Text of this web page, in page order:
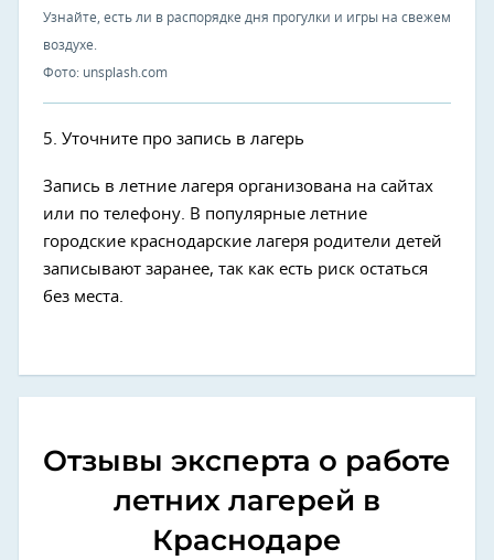
Узнайте, есть ли в распорядке дня прогулки и игры на свежем
воздухе.
Фото: unsplash.com
5. Уточните про запись в лагерь
Запись в летние лагеря организована на сайтах
или по телефону. В популярные летние
городские краснодарские лагеря родители детей
записывают заранее, так как есть риск остаться
без места.
Отзывы эксперта о работе
летних лагерей в
Краснодаре